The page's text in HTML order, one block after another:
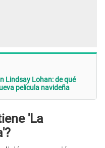
Lindsay Lohan: de qué
película navideña
'La